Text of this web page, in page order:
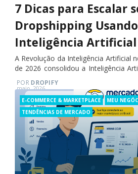
7 Dicas para Escalar
Dropshipping Usando
Inteligência Artificial
A Revolução da Inteligência Artificial
de 2026 consolidou a Inteligência
como uma tendência futurista, mas
indispensável para a sobrevivência…
POR DROPIFY
Posted
on
maio, 2026
Categories
E-COMMERCE & MARKETPLACE
MEU
TENDÊNCIAS DE MERCADO